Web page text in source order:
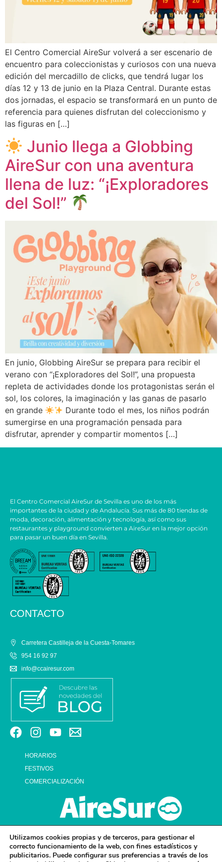
El Centro Comercial AireSur volverá a ser escenario de
encuentro para coleccionistas y curiosos con una nueva
edición del mercadillo de clicks, que tendrá lugar los
días 12 y 13 de junio en la Plaza Central. Durante estas
dos jornadas, el espacio se transformará en un punto de
referencia para quienes disfrutan del coleccionismo y
las figuras en […]
Junio llega a Globbing
AireSur con una aventura
llena de luz: “¡Exploradores
del Sol!”
En junio, Globbing AireSur se prepara para recibir el
verano con “¡Exploradores del Sol!”, una propuesta
repleta de actividades donde los protagonistas serán el
sol, los colores, la imaginación y las ganas de pasarlo
en grande
Durante todo el mes, los niños podrán
sumergirse en una programación pensada para
disfrutar, aprender y compartir momentos […]
El Centro Comercial AireSur de Sevilla es uno de los más
importantes de la ciudad y de Andalucía. Sus más de 80 tiendas de
moda, decoración, alimentación y tecnología, así como sus
restaurantes y playground convierten a AireSur en la mejor opción
para pasar un buen día en Sevilla.
CONTACTO
Carretera Castilleja de la Cuesta-Tomares
954 16 92 97
info@ccairesur.com
HORARIOS
FESTIVOS
COMERCIALIZACIÓN
Utilizamos cookies propias y de terceros, para gestionar el
correcto funcionamiento de la web, con fines estadísticos y
publicitarios. Puede configurar sus preferencias a través de los